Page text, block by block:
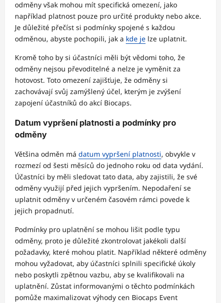
odměny však mohou mít specifická omezení, jako
například platnost pouze pro určité produkty nebo akce.
Je důležité přečíst si podmínky spojené s každou
odměnou, abyste pochopili, jak a kde je lze uplatnit.
Kromě toho by si účastníci měli být vědomi toho, že
odměny nejsou převoditelné a nelze je vyměnit za
hotovost. Toto omezení zajišťuje, že odměny si
zachovávají svůj zamýšlený účel, kterým je zvýšení
zapojení účastníků do akcí Biocaps.
Datum vypršení platnosti a podmínky pro
odměny
Většina odměn má datum vypršení platnosti, obvykle v
rozmezí od šesti měsíců do jednoho roku od data vydání.
Účastníci by měli sledovat tato data, aby zajistili, že své
odměny využijí před jejich vypršením. Nepodaření se
uplatnit odměny v určeném časovém rámci povede k
jejich propadnutí.
Podmínky pro uplatnění se mohou lišit podle typu
odměny, proto je důležité zkontrolovat jakékoli další
požadavky, které mohou platit. Například některé odměny
mohou vyžadovat, aby účastníci splnili specifické úkoly
nebo poskytli zpětnou vazbu, aby se kvalifikovali na
uplatnění. Zůstat informovanými o těchto podmínkách
pomůže maximalizovat výhody cen Biocaps Event